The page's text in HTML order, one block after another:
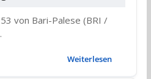
von Bari-Palese (BRI /
Weiterlesen